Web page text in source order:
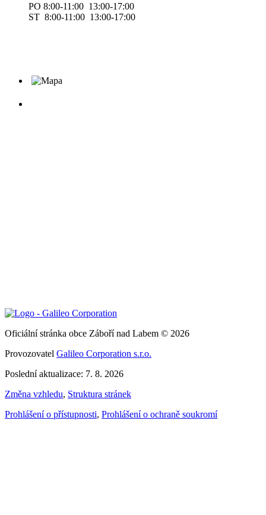
PO 8:00-11:00 13:00-17:00
ST 8:00-11:00 13:00-17:00
Oficiální stránka obce Záboří nad Labem © 2026
Provozovatel Galileo Corporation s.r.o.
Poslední aktualizace: 7. 8. 2026
Změna vzhledu, Struktura stránek
Prohlášení o přístupnosti, Prohlášení o ochraně soukromí